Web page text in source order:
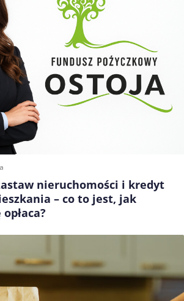
nieruchomości i kredyt
– co to jest, jak